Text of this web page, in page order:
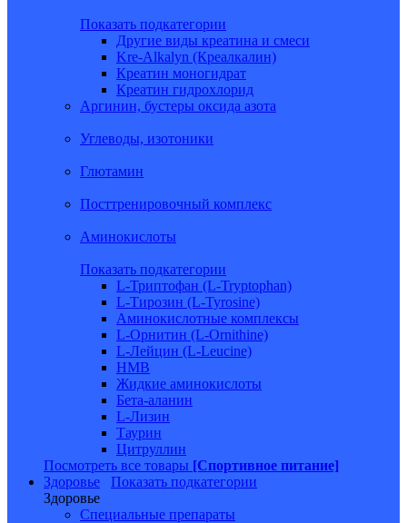
Показать подкатегории
Другие виды креатина и смеси
Kre-Alkalyn (Креалкалин)
Креатин моногидрат
Креатин гидрохлорид
Аргинин, бустеры оксида азота
Углеводы, изотоники
Глютамин
Посттренировочный комплекс
Аминокислоты
Показать подкатегории
L-Триптофан (L-Tryptophan)
L-Тирозин (L-Tyrosine)
Аминокислотные комплексы
L-Орнитин (L-Ornithine)
L-Лейцин (L-Leucine)
HMB
Жидкие аминокислоты
Бета-аланин
L-Лизин
Таурин
Цитруллин
Посмотреть все товары [Спортивное питание]
Здоровье
Показать подкатегории
Здоровье
Специальные препараты